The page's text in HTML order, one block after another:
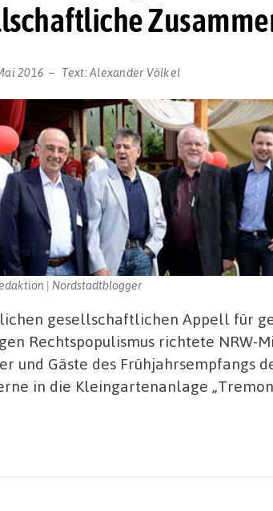
2016 Text:Alexander Völkel
| Nordstadtblogger
gesellschaftlichen Appell für
Rechtspopulismus richtete NRW-
und Gäste des Frühjahrsempfangs
in die Kleingartenanlage